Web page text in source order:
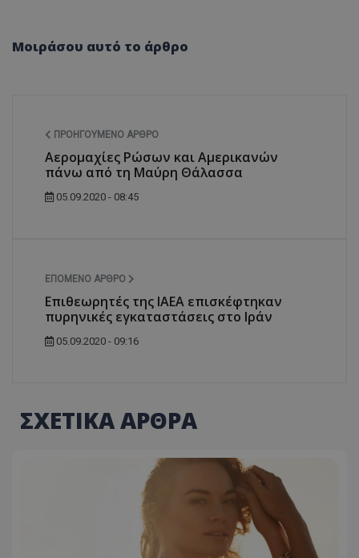
Μοιράσου αυτό το άρθρο
ΠΡΟΗΓΟΎΜΕΝΟ ΆΡΘΡΟ
Αερομαχίες Ρώσων και Αμερικανών
πάνω από τη Μαύρη Θάλασσα
05.09.2020 - 08:45
ΕΠΌΜΕΝΟ ΆΡΘΡΟ
Επιθεωρητές της IAEA επισκέφτηκαν
πυρηνικές εγκαταστάσεις στο Ιράν
05.09.2020 - 09:16
ΣΧΕΤΙΚΑ ΑΡΘΡΑ